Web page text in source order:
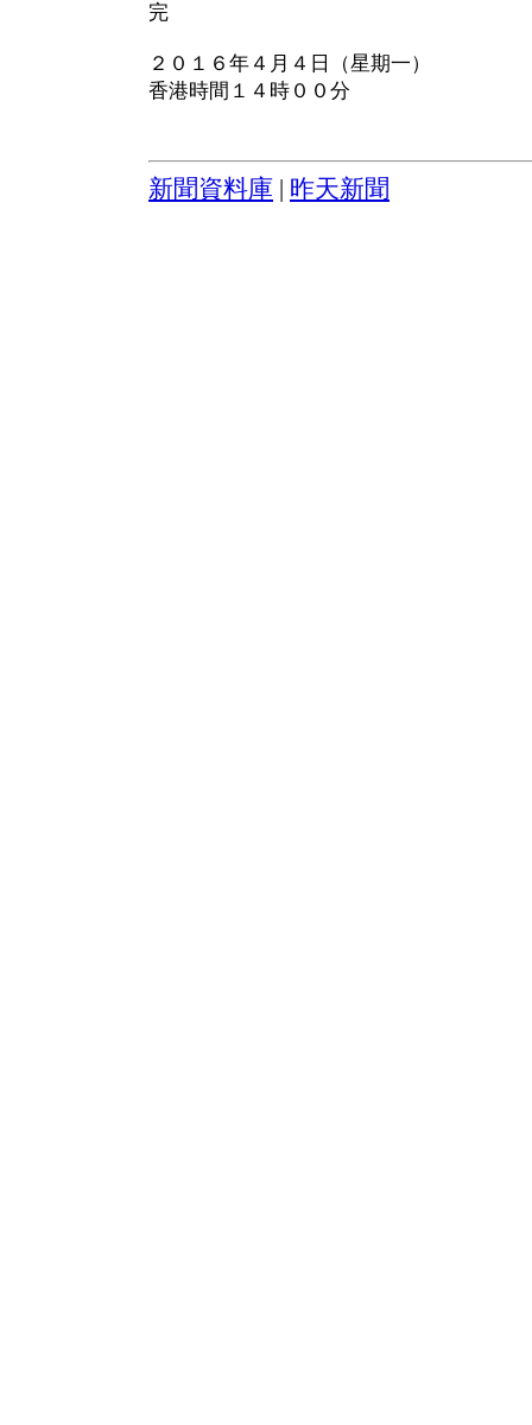
完
２０１６年４月４日（星期一）
香港時間１４時００分
新聞資料庫 昨天新聞